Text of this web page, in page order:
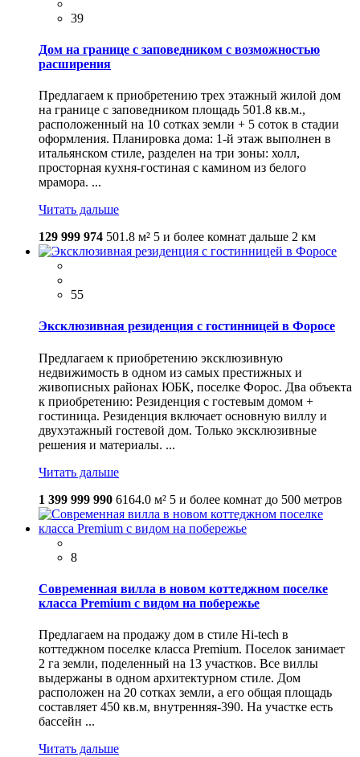
39
Дом на границе с заповедником с возможностью
расширения
Предлагаем к приобретению трех этажный жилой дом
на границе с заповедником площадь 501.8 кв.м.,
расположенный на 10 сотках земли + 5 соток в стадии
оформления. Планировка дома: 1-й этаж выполнен в
итальянском стиле, разделен на три зоны: холл,
просторная кухня-гостиная с камином из белого
мрамора. ...
Читать дальше
129 999 974 501.8 м² 5 и более комнат дальше 2 км
55
Эксклюзивная резиденция с гостинницей в Форосе
Предлагаем к приобретению эксклюзивную
недвижимость в одном из самых престижных и
живописных районах ЮБК, поселке Форос. Два объекта
к приобретению: Резиденция с гостевым домом +
гостиница. Резиденция включает основную виллу и
двухэтажный гостевой дом. Только эксклюзивные
решения и материалы. ...
Читать дальше
1 399 999 990 6164.0 м² 5 и более комнат до 500 метров
8
Современная вилла в новом коттеджном поселке
класса Premium с видом на побережье
Предлагаем на продажу дом в стиле Hi-tech в
коттеджном поселке класса Premium. Поселок занимает
2 га земли, поделенный на 13 участков. Все виллы
выдержаны в одном архитектурном стиле. Дом
расположен на 20 сотках земли, а его общая площадь
составляет 450 кв.м, внутренняя-390. На участке есть
бассейн ...
Читать дальше